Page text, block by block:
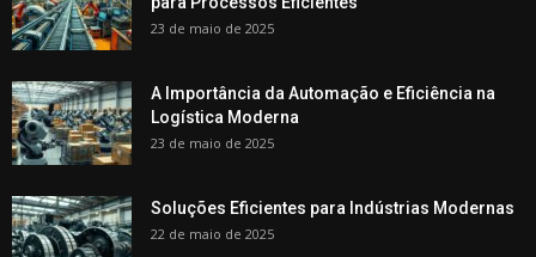
23 de maio de 2025
A Importância da Automação e Eficiência na
Logística Moderna
23 de maio de 2025
Soluções Eficientes para Indústrias Modernas
22 de maio de 2025